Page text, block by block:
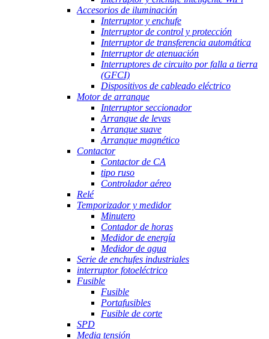
Accesorios de iluminación
Interruptor y enchufe
Interruptor de control y protección
Interruptor de transferencia automática
Interruptor de atenuación
Interruptores de circuito por falla a tierra
(GFCI)
Dispositivos de cableado eléctrico
Motor de arranque
Interruptor seccionador
Arranque de levas
Arranque suave
Arranque magnético
Contactor
Contactor de CA
tipo ruso
Controlador aéreo
Relé
Temporizador y medidor
Minutero
Contador de horas
Medidor de energía
Medidor de agua
Serie de enchufes industriales
interruptor fotoeléctrico
Fusible
Fusible
Portafusibles
Fusible de corte
SPD
Media tensión